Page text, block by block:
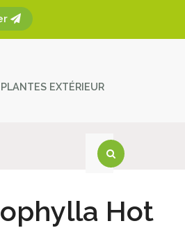
PLANTES EXTÉRIEUR
Hot